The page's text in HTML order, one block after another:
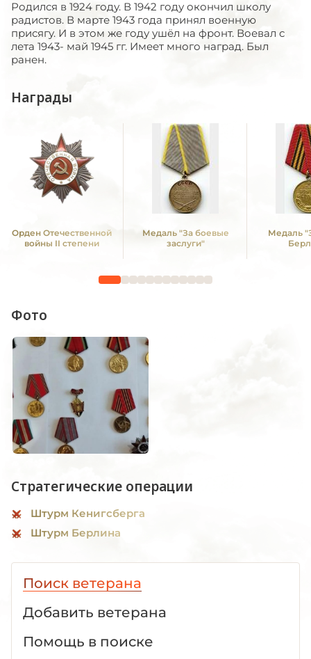
Родился в 1924 году. В 1942 году окончил школу
радистов. В марте 1943 года принял военную
присягу. И в этом же году ушёл на фронт. Воевал с
лета 1943- май 1945 гг. Имеет много наград. Был
ранен.
Награды
Орден Отечественной
войны II степени
Медаль "За боевые
заслуги"
Медаль
Фото
Стратегические операции
Штурм Кенигсберга
Штурм Берлина
Поиск ветерана
Добавить ветерана
Помощь в поиске